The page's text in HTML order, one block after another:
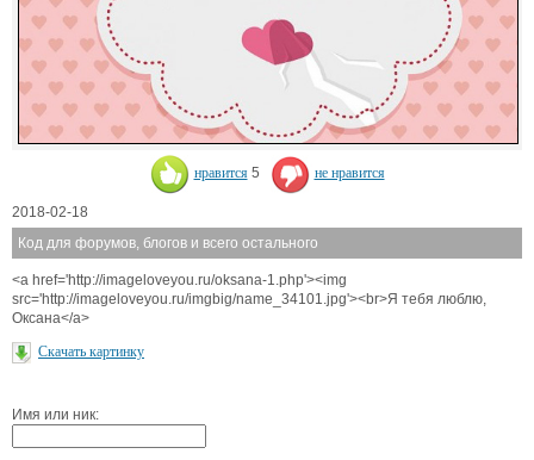
нравится 5 не нравится
2018-02-18
Код для форумов, блогов и всего остального
<a href='http://imageloveyou.ru/oksana-1.php'><img
src='http://imageloveyou.ru/imgbig/name_34101.jpg'><br>Я тебя люблю,
Оксана</a>
Скачать картинку
Имя или ник: